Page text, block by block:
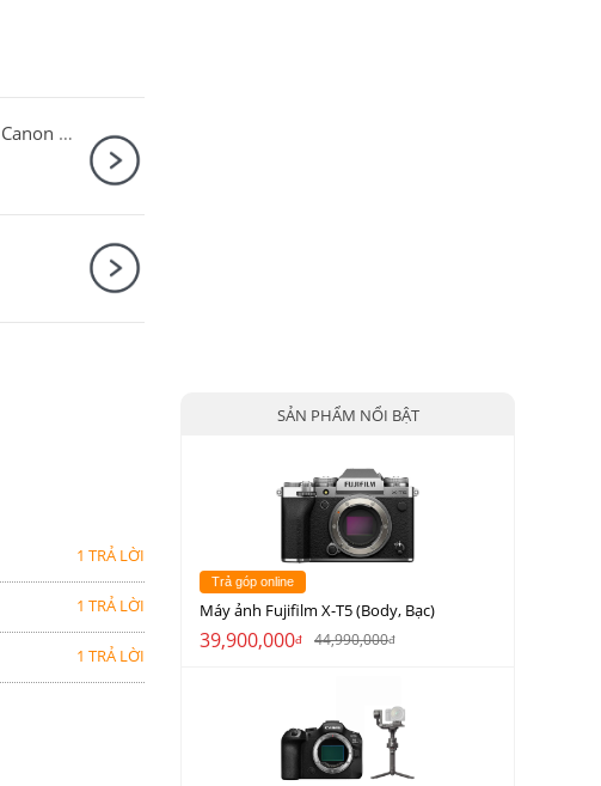
Canon PowerShot V1 + Microphone Canon DM-E100 + Báng tay cầm Canon HG-100TBR
1 TRẢ LỜI
1 TRẢ LỜI
1 TRẢ LỜI
SẢN PHẨM NỔI BẬT
Trả góp online
Máy ảnh Fujifilm X-T5 (Body, Bạc)
39,900,000đ 44,990,000đ